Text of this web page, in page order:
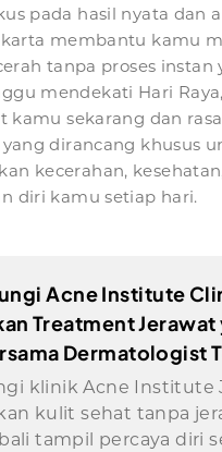
pada hasil nyata dan
membantu kamu
tanpa proses instan
mendekati Hari
kamu sekarang dan
dirancang khusus
kecerahan,
diri kamu setiap hari.
Acne Institute
Treatment Jerawat
Dermatologist
klinik Acne Institute
kulit sehat tanpa
tampil percaya diri